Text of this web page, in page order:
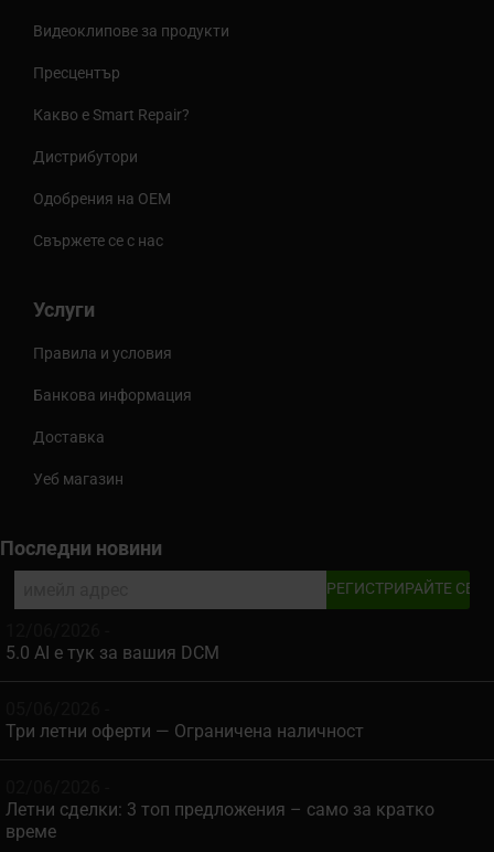
Видеоклипове за продукти
Пресцентър
Какво е Smart Repair?
Дистрибутори
Одобрения на OEM
Свържете се с нас
Услуги
Правила и условия
Банкова информация
Доставка
Уеб магазин
Последни новини
5.0 AI е тук за вашия DCM
Три летни оферти — Ограничена наличност
Летни сделки: 3 топ предложения – само за кратко
време